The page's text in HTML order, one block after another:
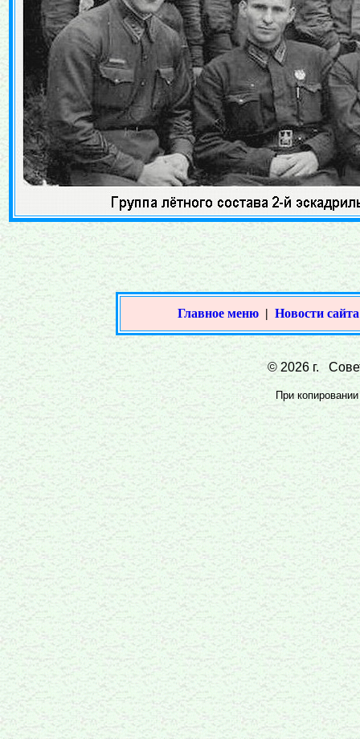
Главное меню | Новости сайта
© 2026 г.
При